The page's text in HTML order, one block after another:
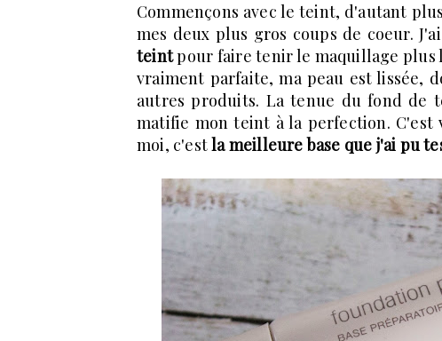
Commençons avec le teint, d'autant
mes deux plus gros coups de coeur.
teintpour faire tenir le maquillage plus
vraiment parfaite, ma peau est lissée,
autres produits. La tenue du fond de
matifie mon teint à la perfection. C'est
moi, c'estla meilleure base que j'ai pu